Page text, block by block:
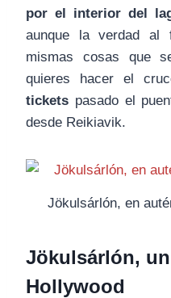
por el interior del
aunque la verdad al
mismas cosas que
quieres hacer el
tickets pasado el
desde Reikiavik.
Jökulsárlón, en
Jökulsárlón,
Hollywood